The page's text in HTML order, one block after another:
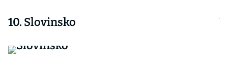
10. Slovinsko